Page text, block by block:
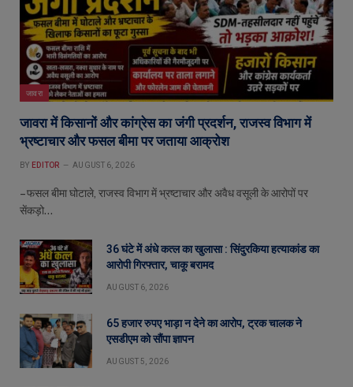
जावरा
जावरा में किसानों और कांग्रेस का जंगी प्रदर्शन, राजस्व विभाग में
भ्रष्टाचार और फसल बीमा पर जताया आक्रोश
BY EDITOR AUGUST 6, 2026
– फसल बीमा घोटाले, राजस्व विभाग में भ्रष्टाचार और अवैध वसूली के आरोपों पर
सेंकड़ो…
36 घंटे में अंधे कत्ल का खुलासा : सिंदुरकिया हत्याकांड का
आरोपी गिरफ्तार, चाकू बरामद
AUGUST 6, 2026
65 हजार रुपए भाड़ा न देने का आरोप, ट्रक चालक ने
एसडीएम को सौंपा ज्ञापन
AUGUST 5, 2026